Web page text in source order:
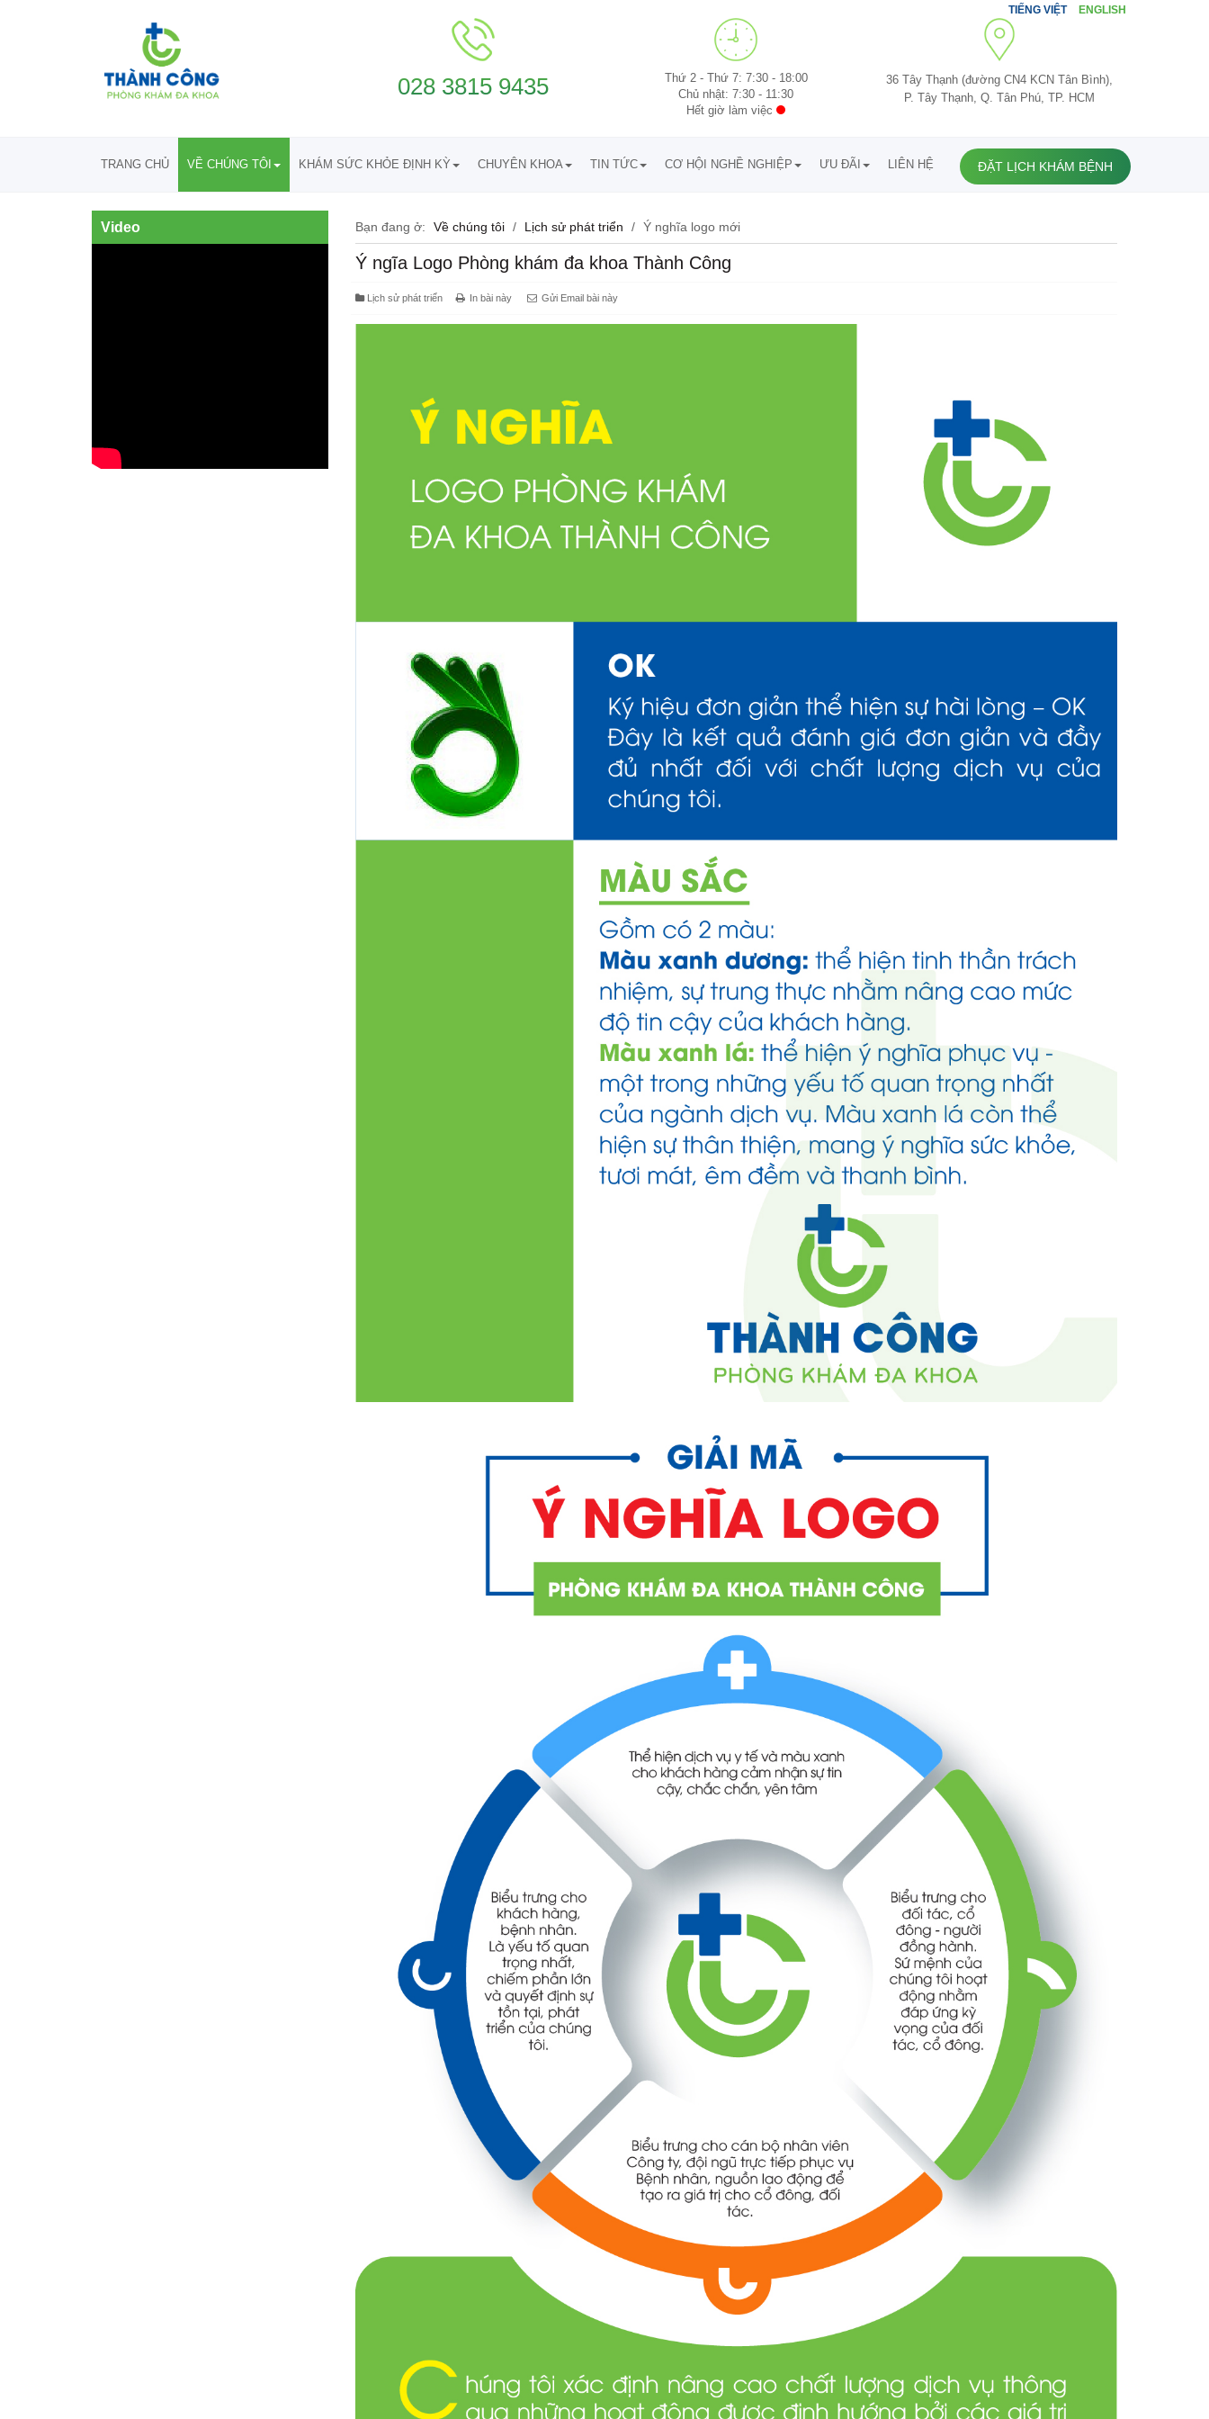
TIẾNG VIỆT ENGLISH
028 3815 9435
Thứ 2 - Thứ 7: 7:30 - 18:00
Chủ nhật: 7:30 - 11:30
Hết giờ làm việc
36 Tây Thạnh (đường CN4 KCN Tân Bình),
P. Tây Thạnh, Q. Tân Phú, TP. HCM
TRANG CHỦ VỀ CHÚNG TÔI KHÁM SỨC KHỎE ĐỊNH KỲ CHUYÊN KHOA TIN TỨC CƠ HỘI NGHỀ NGHIỆP ƯU ĐÃI LIÊN HỆ ĐẶT LỊCH KHÁM BỆNH
Video Bạn đang ở: Về chúng tôi / Lịch sử phát triển / Ý nghĩa logo mới
Ý ngĩa Logo Phòng khám đa khoa Thành Công
Lịch sử phát triển In bài này Gửi Email bài này